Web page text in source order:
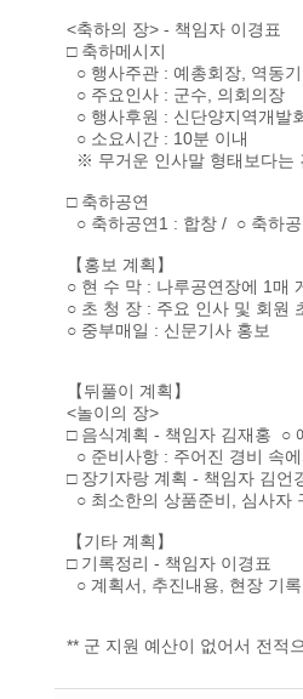
<축하의 장> - 책임자 이경표
□ 축하메시지
○ 행사주관 : 예총회장, 역동
○ 주요인사 : 군수, 의회의장
○ 행사후원 : 신단양지역개발
○ 소요시간 : 10분 이내
※ 무거운 인사말 형태보다는
□ 축하공연
○ 축하공연1 : 합창 / ○ 축하
【홍보 계획】
○ 현 수 막 : 나루공연장에 1매
○ 초 청 장 : 주요 인사 및 회원
○ 중부매일 : 신문기사 홍보
【뒤풀이 계획】
<놀이의 장>
□ 음식계획 - 책임자 김재홍 ○
○ 준비사항 : 주어진 경비 속
□ 장기자랑 계획 - 책임자 김
○ 최소한의 상품준비, 심사자
【기타 계획】
□ 기록정리 - 책임자 이경표
○ 계획서, 추진내용, 현장 기
** 군 지원 예산이 없어서 전적